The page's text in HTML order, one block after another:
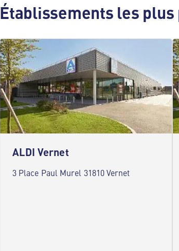
Établissements les plus
ALDI Vernet
3 Place Paul Murel 31810 Vernet